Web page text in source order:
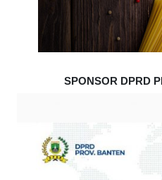
SPONSOR DPRD